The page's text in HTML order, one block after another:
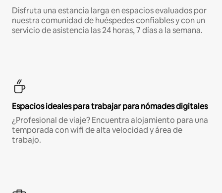
Disfruta una estancia larga en espacios evaluados por
nuestra comunidad de huéspedes confiables y con un
servicio de asistencia las 24 horas, 7 días a la semana.
Espacios ideales para trabajar para nómades digitales
¿Profesional de viaje? Encuentra alojamiento para una
temporada con wifi de alta velocidad y área de
trabajo.